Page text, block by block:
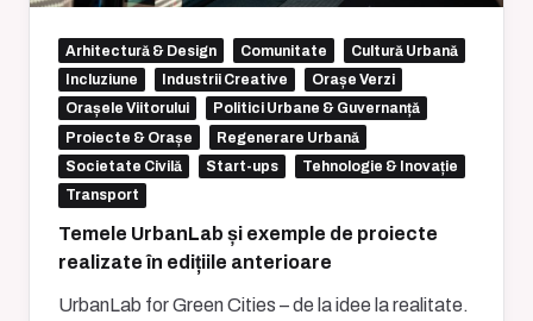
Arhitectură & Design Comunitate
Cultură Urbană
Incluziune
Industrii Creative
Orașe Verzi
Orașele Viitorului
Politici Urbane & Guvernanță
Proiecte & Orașe
Regenerare Urbană
Societate Civilă
Start-ups
Tehnologie & Inovație
Transport
Temele UrbanLab și exemple de proiecte
realizate în edițiile anterioare
UrbanLab for Green Cities – de la idee la realitate.